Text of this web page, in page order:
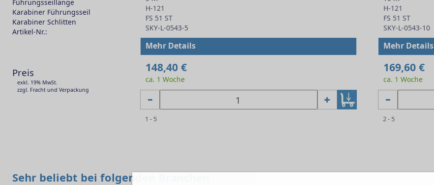
Führungsseillänge
Karabiner Führungsseil
Karabiner Schlitten
Artikel-Nr.:
Preis
exkl. 19% MwSt.
zzgl. Fracht und Verpackung
H-121
FS 51 ST
SKY-L-0543-5
Mehr Details
148,40 €
ca. 1 Woche
1 - 5
H-121
FS 51 ST
SKY-L-0543-10
Mehr Details
169,60 €
ca. 1 Woche
2 - 5
Sehr beliebt bei folgenden Branchen